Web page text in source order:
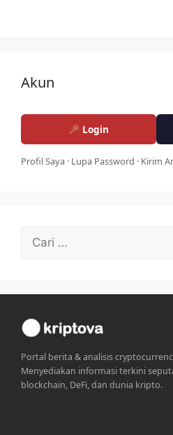
Akun
Login
Profil Saya · Lupa Password · Kirim
untuk:
Portal berita & analisis
Menyediakan informasi terkini
blockchain, DeFi, dan dunia kripto.